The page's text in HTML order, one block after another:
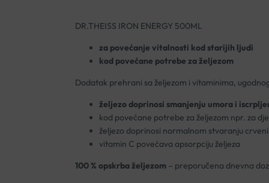
DR.THEISS IRON ENERGY 500ML
za povećanje vitalnosti kod starijih ljudi
kod povećane potrebe za željezom
Dodatak prehrani sa željezom i vitaminima,
željezo doprinosi smanjenju umora i
kod povećane potrebe za željezom npr. za
željezo doprinosi normalnom stvaranju
vitamin C povećava apsorpciju željeza
100 % opskrba željezom– preporučena dnevna